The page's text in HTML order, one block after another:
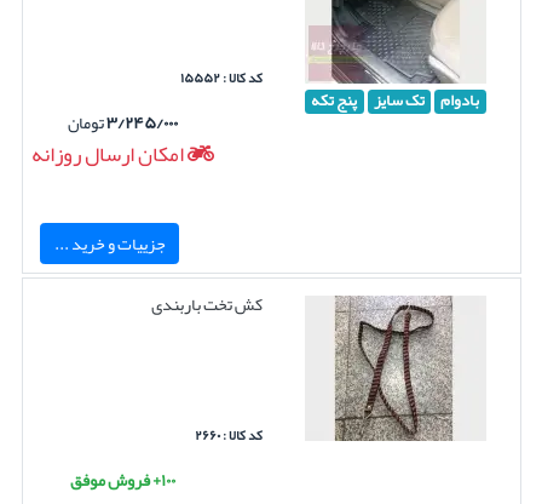
بادوام تک سایز پنج تکه
کد کالا : ۱۵۵۵۲
۳/۲۴۵/۰۰۰تومان
امکان ارسال روزانه
جزییات و خرید ...
کش تخت باربندی
کد کالا : ۲۶۶۰
۱۰۰+ فروش موفق